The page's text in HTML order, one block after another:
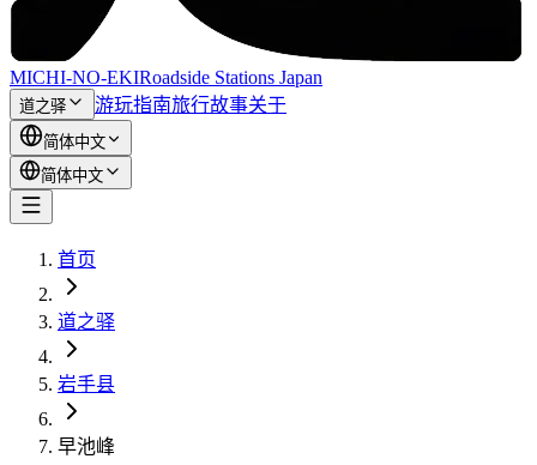
MICHI-NO-EKIRoadside Stations Japan
道之驿 游玩指南旅行故事关于
简体中文
简体中文
首页
道之驿
岩手县
早池峰